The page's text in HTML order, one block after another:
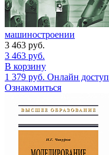
машиностроении
3 463 руб.
3 463 руб.
В корзину
1 379 руб. Онлайн доступ
Ознакомиться